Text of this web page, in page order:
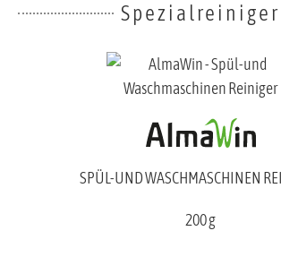
Spezialreiniger
SPÜL-UND WASCHMASCHINEN
200 g